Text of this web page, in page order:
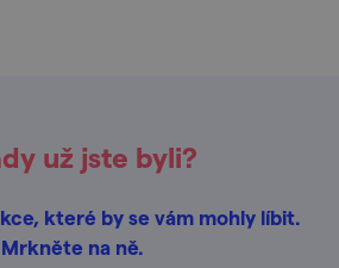
už jste byli?
které by se vám mohly líbit.
Mrkněte na ně.